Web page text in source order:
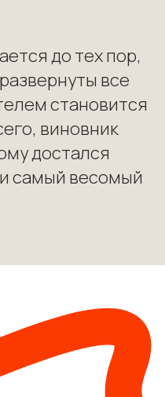
до тех пор,
все
становится
виновник
достался
самый весомый